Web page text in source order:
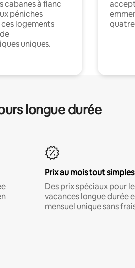
cabanes à flanc
péniches
logements
uniques.
longue durée
Prix au mois tout simples
Des prix spéciaux pour
vacances longue durée
mensuel unique sans